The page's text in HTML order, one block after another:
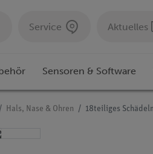
Service Aktuelles
Sensoren & Software
Hals, Nase & Ohren 18teiliges